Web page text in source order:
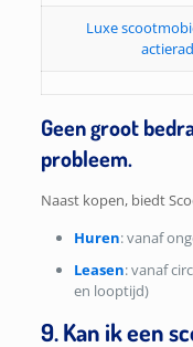
Luxe
Geen groot
probleem.
Naast kopen, biedt
Huren: vanaf
Leasen: vanaf
en looptijd)
9. Kan ik een